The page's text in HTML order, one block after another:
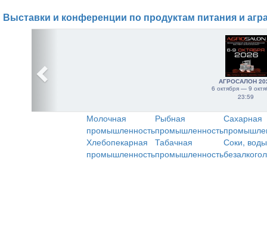
Выставки и конференции по продуктам питания и
АГРОСАЛОН
6 октября — 9
23:59
Молочная
промышленность
Рыбная
промышленность
Сахарная
Хлебопекарная
промышленность
Табачная
промышленность
Соки,